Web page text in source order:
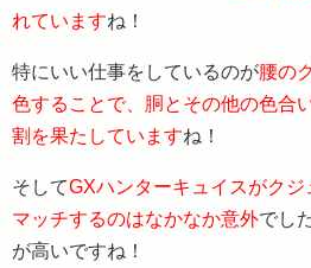
れていますね！
特にいい仕事をしているのが腰の
色することで、胴とその他の色合
割を果たしていますね！
そしてGXハンターキュイスがクジ
マッチするのはなかなか意外でし
が高いですね！